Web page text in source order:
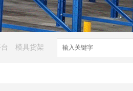
模具货架